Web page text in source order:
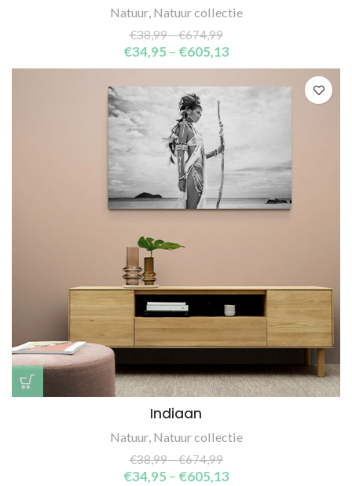
Natuur, Natuur collectie
€38,99–€674,99
€34,95 – €605,13
Indiaan
Natuur, Natuur collectie
€38,99–€674,99
€34,95 – €605,13